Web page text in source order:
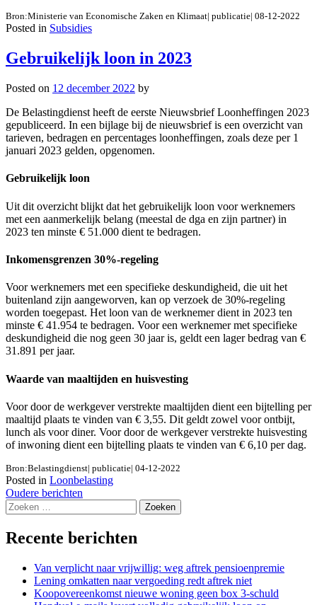
Bron:Ministerie van Economische Zaken en Klimaat| publicatie| 08-12-2022
Posted in Subsidies
Gebruikelijk loon in 2023
Posted on 12 december 2022 by
De Belastingdienst heeft de eerste Nieuwsbrief Loonheffingen 2023
gepubliceerd. In een bijlage bij de nieuwsbrief is een overzicht van
tarieven, bedragen en percentages loonheffingen, zoals deze per 1
januari 2023 gelden, opgenomen.
Gebruikelijk loon
Uit dit overzicht blijkt dat het gebruikelijk loon voor werknemers
met een aanmerkelijk belang (meestal de dga en zijn partner) in
2023 ten minste € 51.000 dient te bedragen.
Inkomensgrenzen 30%-regeling
Voor werknemers met een specifieke deskundigheid, die uit het
buitenland zijn aangeworven, kan op verzoek de 30%-regeling
worden toegepast. Het loon van de werknemer dient in 2023 ten
minste € 41.954 te bedragen. Voor een werknemer met specifieke
deskundigheid die nog geen 30 jaar is, geldt een lager bedrag van €
31.891 per jaar.
Waarde van maaltijden en huisvesting
Voor door de werkgever verstrekte maaltijden dient een bijtelling per
maaltijd plaats te vinden van € 3,55. Dit geldt zowel voor ontbijt,
lunch als voor diner. Voor door de werkgever verstrekte huisvesting
of inwoning dient een bijtelling plaats te vinden van € 6,10 per dag.
Bron:Belastingdienst| publicatie| 04-12-2022
Posted in Loonbelasting
Berichtennavigatie
Oudere berichten
Zoeken
naar:
Recente berichten
Van verplicht naar vrijwillig: weg aftrek pensioenpremie
Lening omkatten naar vergoeding redt aftrek niet
Koopovereenkomst nieuwe woning geen box 3-schuld